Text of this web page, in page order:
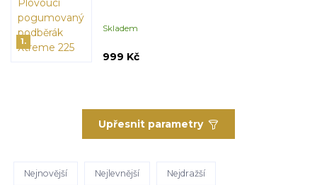
1.
Skladem
999 Kč
Upřesnit parametry
Nejnovější Nejlevnější Nejdražší